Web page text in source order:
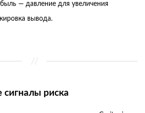
— давление для увеличения
вывода.
риска